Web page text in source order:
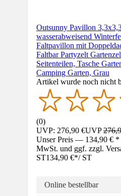
Outsunny Pavillon
wasserabweisend
Faltpavillon mit
Faltbar Partyzelt
Seitenteilen, Tasche
Camping Garten, Grau
Artikel wurde noch nicht
(0)
UVP: 276,90 €UVP
Unser Preis — 134,90 € *
MwSt. und ggf. zzgl.
ST134,90 €*/ ST
Online bestellbar